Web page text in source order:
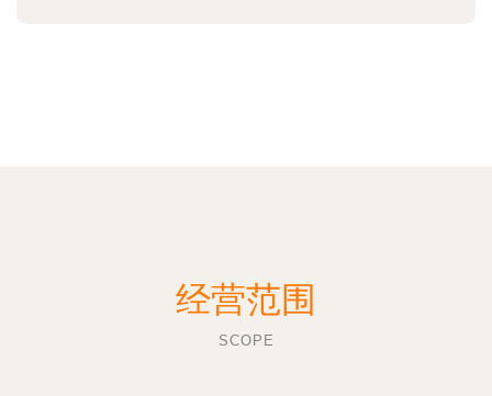
经营范围
SCOPE